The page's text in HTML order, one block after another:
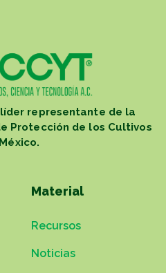
representante de la
Protección de los Cultivos
Material
Recursos
Noticias